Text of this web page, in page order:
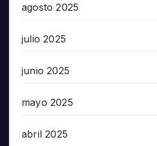
agosto 2025
julio 2025
junio 2025
mayo 2025
abril 2025